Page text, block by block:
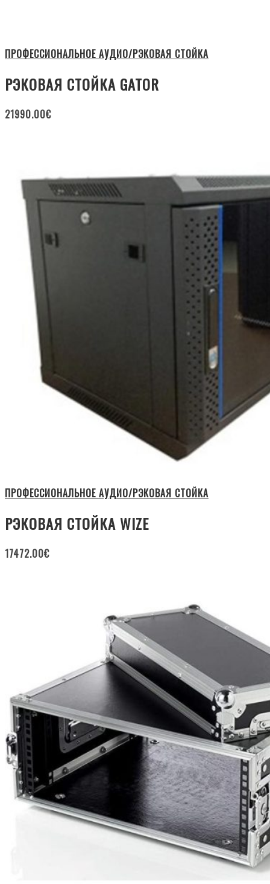
ПРОФЕССИОНАЛЬНОЕ АУДИО/РЭКОВАЯ СТОЙКА
РЭКОВАЯ СТОЙКА GATOR
21990.00€
ПРОФЕССИОНАЛЬНОЕ АУДИО/РЭКОВАЯ СТОЙКА
РЭКОВАЯ СТОЙКА WIZE
17472.00€